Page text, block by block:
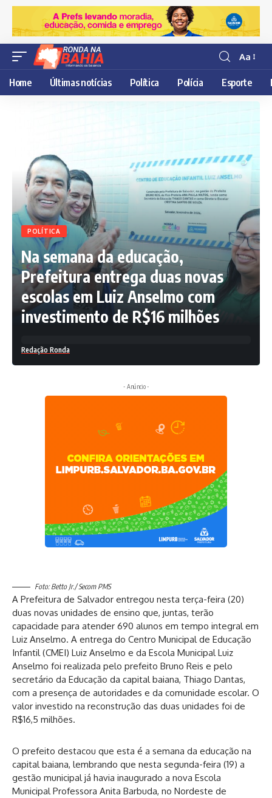
Resisor
de
fonte
Aa
Home Últimas notícias Política Polícia Esporte
POLÍTICA
Na semana da educação,
Prefeitura entrega duas novas
escolas em Luiz Anselmo com
investimento de R$16 milhões
Redação Ronda
- Anúncio -
Foto: Betto Jr./ Secom PMS
A Prefeitura de Salvador entregou nesta terça-feira (20)
duas novas unidades de ensino que, juntas, terão
capacidade para atender 690 alunos em tempo integral em
Luiz Anselmo. A entrega do Centro Municipal de Educação
Infantil (CMEI) Luiz Anselmo e da Escola Municipal Luiz
Anselmo foi realizada pelo prefeito Bruno Reis e pelo
secretário da Educação da capital baiana, Thiago Dantas,
com a presença de autoridades e da comunidade escolar. O
valor investido na reconstrução das duas unidades foi de
R$16,5 milhões.
O prefeito destacou que esta é a semana da educação na
capital baiana, lembrando que nesta segunda-feira (19) a
gestão municipal já havia inaugurado a nova Escola
Municipal Professora Anita Barbuda, no Nordeste de